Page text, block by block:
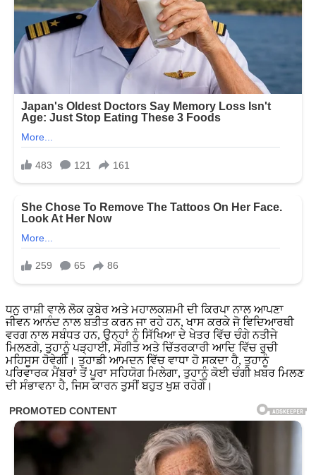
ਧਨੁ ਰਾਸ਼ੀ ਵਾਲੇ ਲੋਕ ਕੁਬੇਰ ਅਤੇ ਮਹਾਲਕਸ਼ਮੀ ਦੀ ਕਿਰਪਾ ਨਾਲ ਆਪਣਾ
ਜੀਵਨ ਆਨੰਦ ਨਾਲ ਬਤੀਤ ਕਰਨ ਜਾ ਰਹੇ ਹਨ, ਖਾਸ ਕਰਕੇ ਜੋ ਵਿਦਿਆਰਥੀ
ਵਰਗ ਨਾਲ ਸਬੰਧਤ ਹਨ, ਉਨ੍ਹਾਂ ਨੂੰ ਸਿੱਖਿਆ ਦੇ ਖੇਤਰ ਵਿੱਚ ਚੰਗੇ ਨਤੀਜੇ
ਮਿਲਣਗੇ, ਤੁਹਾਨੂੰ ਪੜ੍ਹਾਈ, ਸੰਗੀਤ ਅਤੇ ਚਿੱਤਰਕਾਰੀ ਆਦਿ ਵਿੱਚ ਰੁਚੀ
ਮਹਿਸੂਸ ਹੋਵੇਗੀ। ਤੁਹਾਡੀ ਆਮਦਨ ਵਿੱਚ ਵਾਧਾ ਹੋ ਸਕਦਾ ਹੈ, ਤੁਹਾਨੂੰ
ਪਰਿਵਾਰਕ ਮੈਂਬਰਾਂ ਤੋਂ ਪੂਰਾ ਸਹਿਯੋਗ ਮਿਲੇਗਾ, ਤੁਹਾਨੂੰ ਕੋਈ ਚੰਗੀ ਖ਼ਬਰ ਮਿਲਣ
ਦੀ ਸੰਭਾਵਨਾ ਹੈ, ਜਿਸ ਕਾਰਨ ਤੁਸੀਂ ਬਹੁਤ ਖੁਸ਼ ਰਹੋਗੇ।